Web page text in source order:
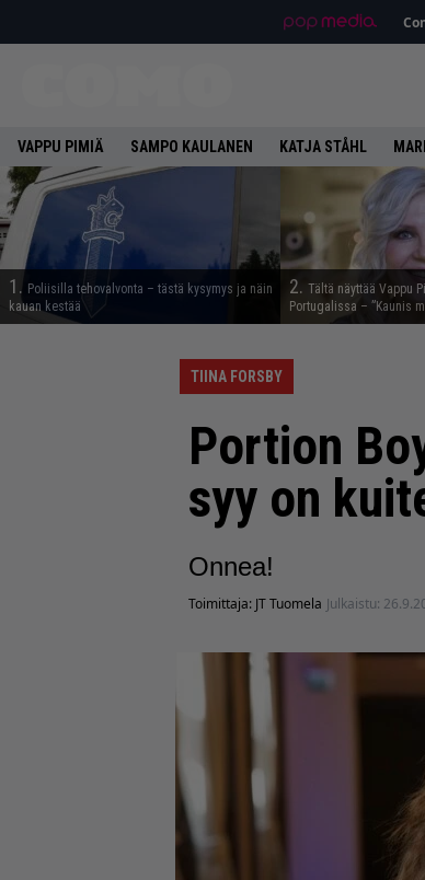
VAPPU PIMIÄ SAMPO KAULANEN KATJA STÅHL
1. Poliisilla tehovalvonta – tästä kysymys ja näin
kauan kestää
2. Tältä näyttää Vappu
Portugalissa – ”Kaunis
TIINA FORSBY
Portion
syy on
Onnea!
Toimittaja: JT Tuomela Julkaistu: